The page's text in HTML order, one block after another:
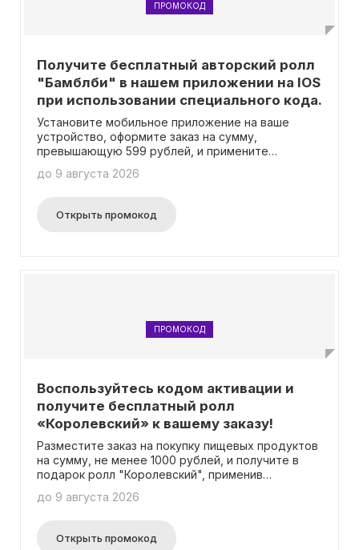
ПРОМОКОД
Получите бесплатный авторский ролл
"Бамблби" в нашем приложении на IOS
при использовании специального кода.
Установите мобильное приложение на ваше
устройство, оформите заказ на сумму,
превышающую 599 рублей, и примените
специального подарка - авторского ролла с
до 9 августа 2026
Открыть промокод
ПРОМОКОД
Воспользуйтесь кодом активации и
получите бесплатный ролл
«Королевский» к вашему заказу!
Разместите заказ на покупку пищевых продуктов
на сумму, не менее 1000 рублей, и получите в
подарок ролл "Королевский", применив
до 9 августа 2026
Открыть промокод